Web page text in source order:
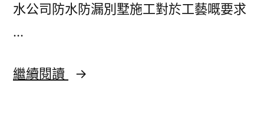
水公司防水防漏別墅施工對於工藝嘅要求
…
繼續閱讀
防